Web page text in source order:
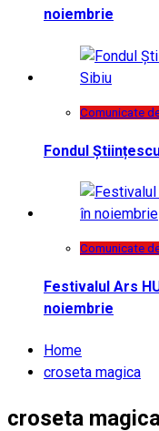
noiembrie
Comunicate
Fondul
Comunicate
Festivalul Ars
noiembrie
Home
croseta magica
croseta magica